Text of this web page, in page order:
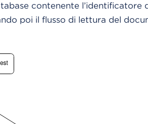
contenente l’identificatore
poi il flusso di lettura del